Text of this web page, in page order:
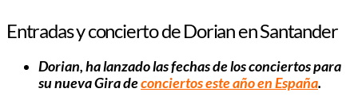
Entradas y concierto de Dorian en Santander
Dorian, ha lanzado las fechas de los conciertos para
su nueva Gira deconciertos este año en España.